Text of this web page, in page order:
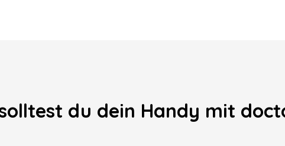
du dein Handy mit